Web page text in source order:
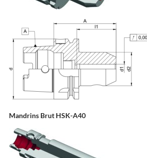
Mandrins Brut HSK-A40